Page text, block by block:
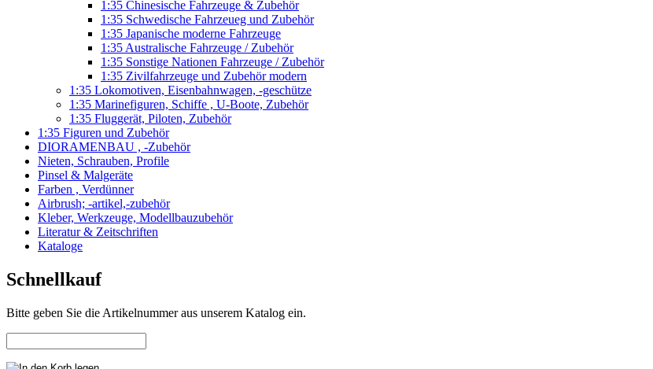
1:35 Chinesische Fahrzeuge & Zubehör
1:35 Schwedische Fahrzeueg und Zubehör
1:35 Japanische moderne Fahrzeuge
1:35 Australische Fahrzeuge / Zubehör
1:35 Sonstige Nationen Fahrzeuge / Zubehör
1:35 Zivilfahrzeuge und Zubehör modern
1:35 Lokomotiven, Eisenbahnwagen, -geschütze
1:35 Marinefiguren, Schiffe , U-Boote, Zubehör
1:35 Fluggerät, Piloten, Zubehör
1:35 Figuren und Zubehör
DIORAMENBAU , -Zubehör
Nieten, Schrauben, Profile
Pinsel & Malgeräte
Farben , Verdünner
Airbrush; -artikel,-zubehör
Kleber, Werkzeuge, Modellbauzubehör
Literatur & Zeitschriften
Kataloge
Schnellkauf
Bitte geben Sie die Artikelnummer aus unserem Katalog ein.